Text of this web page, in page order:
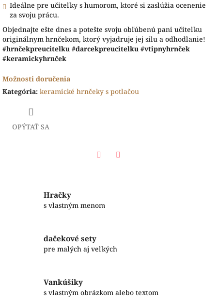
Ideálne pre učiteľky s humorom, ktoré si zaslúžia ocenenie
za svoju prácu.
Objednajte ešte dnes a potešte svoju obľúbenú pani učiteľku
originálnym hrnčekom, ktorý vyjadruje jej silu a odhodlanie!
#hrnčekpreucitelku #darcekpreucitelku #vtipnyhrnček
#keramickyhrnček
Možnosti doručenia
Kategória: keramické hrnčeky s potlačou
OPÝTAŤ SA
Hračky
s vlastným menom
dačekové sety
pre malých aj veľkých
Vankúšiky
s vlastným obrázkom alebo textom